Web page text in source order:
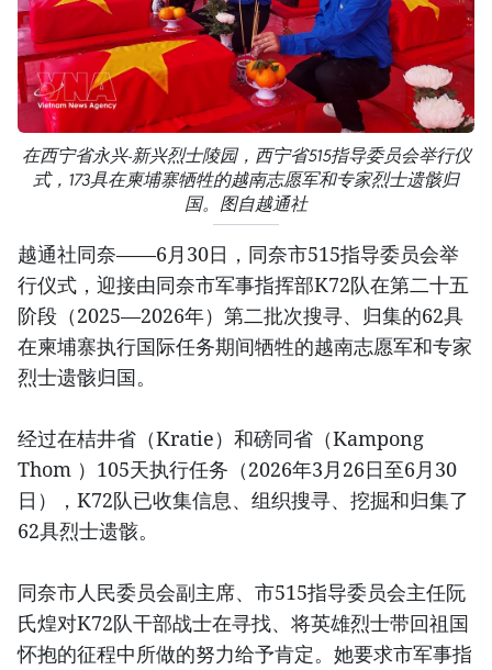
在西宁省永兴-新兴烈士陵园，西宁省515指导委员会举行仪
式，173具在柬埔寨牺牲的越南志愿军和专家烈士遗骸归
国。图自越通社
越通社同奈——6月30日，同奈市515指导委员会举
行仪式，迎接由同奈市军事指挥部K72队在第二十五
阶段（2025—2026年）第二批次搜寻、归集的62具
在柬埔寨执行国际任务期间牺牲的越南志愿军和专家
烈士遗骸归国。
经过在桔井省（Kratie）和磅同省（Kampong
Thom ）105天执行任务（2026年3月26日至6月30
日），K72队已收集信息、组织搜寻、挖掘和归集了
62具烈士遗骸。
同奈市人民委员会副主席、市515指导委员会主任阮
氏煌对K72队干部战士在寻找、将英雄烈士带回祖国
怀抱的征程中所做的努力给予肯定。她要求市军事指